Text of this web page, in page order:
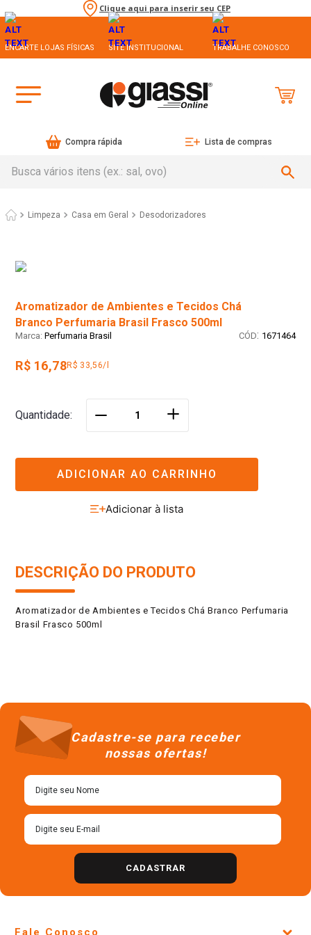
Clique aqui para inserir seu CEP
ENCARTE LOJAS FÍSICAS SITE INSTITUCIONAL TRABALHE CONOSCO
Compra rápida Lista de compras
Limpeza Casa em Geral Desodorizadores
Aromatizador de Ambientes e Tecidos Chá
Branco Perfumaria Brasil Frasco 500ml
Perfumaria Brasil : 1671464
R$ 16,78R$ 33,56/l
Quantidade ＋
ADICIONAR AO CARRINHO
DESCRIÇÃO DO PRODUTO
Aromatizador de Ambientes e Tecidos Chá Branco Perfumaria
Brasil Frasco 500ml
Cadastre-se para receber
nossas ofertas!
CADASTRAR
Fale Conosco